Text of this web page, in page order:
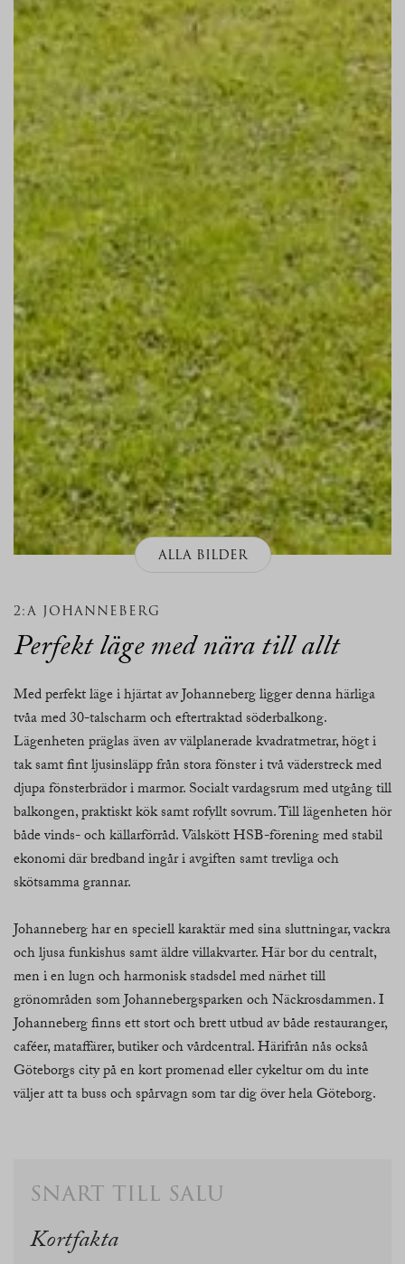
ALLA BILDER
2:A JOHANNEBERG
Perfekt läge med nära till allt
Med perfekt läge i hjärtat av Johanneberg ligger denna härliga
tvåa med 30-talscharm och eftertraktad söderbalkong.
Lägenheten präglas även av välplanerade kvadratmetrar, högt i
tak samt fint ljusinsläpp från stora fönster i två väderstreck med
djupa fönsterbrädor i marmor. Socialt vardagsrum med utgång till
balkongen, praktiskt kök samt rofyllt sovrum. Till lägenheten hör
både vinds- och källarförråd. Välskött HSB-förening med stabil
ekonomi där bredband ingår i avgiften samt trevliga och
skötsamma grannar.
Johanneberg har en speciell karaktär med sina sluttningar, vackra
och ljusa funkishus samt äldre villakvarter. Här bor du centralt,
men i en lugn och harmonisk stadsdel med närhet till
grönområden som Johannebergsparken och Näckrosdammen. I
Johanneberg finns ett stort och brett utbud av både restauranger,
caféer, mataffärer, butiker och vårdcentral. Härifrån nås också
Göteborgs city på en kort promenad eller cykeltur om du inte
väljer att ta buss och spårvagn som tar dig över hela Göteborg.
snart till salu
Kortfakta